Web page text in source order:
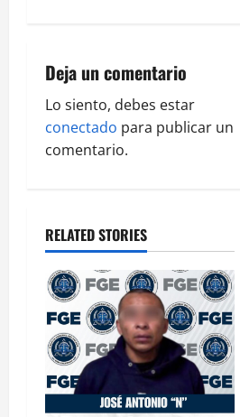
i
g
a
t
o
n
Deja un comentario
Lo siento, debes estar
conectado para publicar un
comentario.
RELATED STORIES